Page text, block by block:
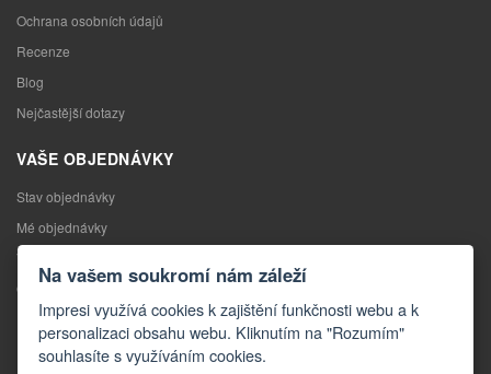
Ochrana osobních údajů
Recenze
Blog
Nejčastější dotazy
VAŠE OBJEDNÁVKY
Stav objednávky
Mé objednávky
Výměna zboží
Odstoupení od kupní smlouvy
Reklamace
KONTAKTY
Na vašem soukromí nám záleží
Impresi využívá cookies k zajištění funkčnosti webu a k
personalizaci obsahu webu. Kliknutím na "Rozumím"
souhlasíte s využíváním cookies.